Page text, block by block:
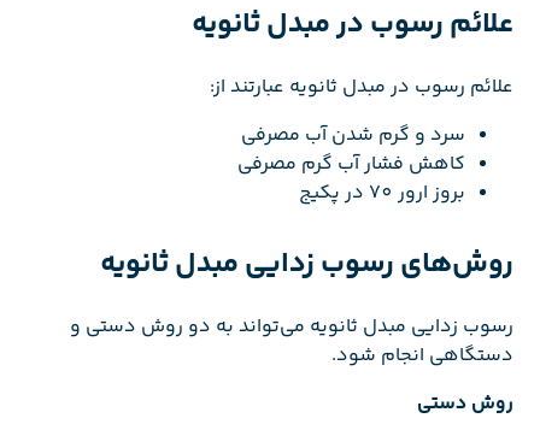
علائم رسوب در مبدل ثانویه
علائم رسوب در مبدل ثانویه عبارتند از:
سرد و گرم شدن آب مصرفی
کاهش فشار آب گرم مصرفی
بروز ارور 70 در پکیج
روش‌های رسوب زدایی مبدل ثانویه
رسوب زدایی مبدل ثانویه می‌تواند به دو روش دستی و
دستگاهی انجام شود.
روش دستی